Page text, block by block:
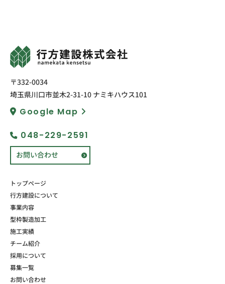
〒332-0034
埼玉県川口市並木2-31-10 ナミキハウス101
Google Map
048-229-2591
お問い合わせ
トップページ
行方建設について
事業内容
型枠製造加工
施工実績
チーム紹介
採用について
募集一覧
お問い合わせ